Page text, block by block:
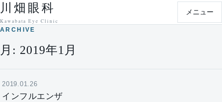
本文へ移動
川畑眼科
Kawabata Eye Clinic
メニュー
ARCHIVE
月: 2019年1月
2019.01.26
インフルエンザ